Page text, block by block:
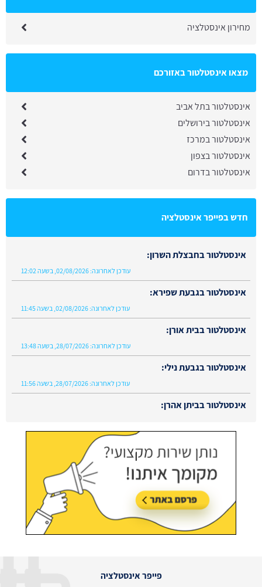
מחירון אינסטלציה
מצאו אינסטלטור באזורכם
אינסטלטור בתל אביב
אינסטלטור בירושלים
אינסטלטור במרכז
אינסטלטור בצפון
אינסטלטור בדרום
חדש בפייפר אינסטלציה
אינסטלטור בחבצלת השרון:
אינסטלטור בגבעת שפירא:
עודכן לאחרונה:02/08/2026, בשעה 11:45
אינסטלטור בבית אורן:
עודכן לאחרונה: 28/07/2026, בשעה 13:48
אינסטלטור בגבעת נילי:
עודכן לאחרונה:28/07/2026, בשעה 11:56
אינסטלטור בביתן אהרן:
עודכן לאחרונה: 02/08/2026, בשעה 13:48
פייפר אינסטלציה